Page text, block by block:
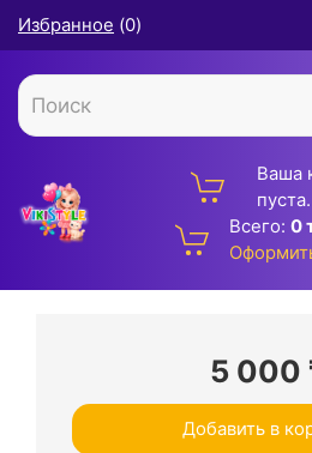
Избранное (0)
Ваша
пуста.
Всего: 0
5 000
Добавить в